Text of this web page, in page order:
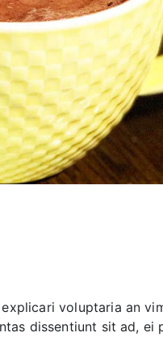
voluptaria an
dissentiunt sit ad, ei